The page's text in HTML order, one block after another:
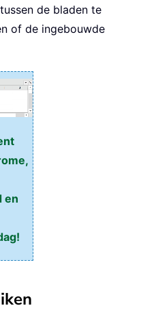
de bladen te
of de ingebouwde
en